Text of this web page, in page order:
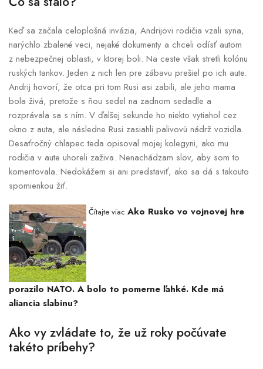
Keď sa začala celoplošná invázia, Andrijovi rodičia vzali syna,
narýchlo zbalené veci, nejaké dokumenty a chceli odísť autom
z nebezpečnej oblasti, v ktorej boli. Na ceste však stretli kolónu
ruských tankov. Jeden z nich len pre zábavu prešiel po ich aute.
Andrij hovorí, že otca pri tom Rusi asi zabili, ale jeho mama
bola živá, pretože s ňou sedel na zadnom sedadle a
rozprávala sa s ním. V ďalšej sekunde ho niekto vytiahol cez
okno z auta, ale následne Rusi zasiahli palivovú nádrž vozidla.
Desaťročný chlapec teda opisoval mojej kolegyni, ako mu
rodičia v aute uhoreli zaživa. Nenachádzam slov, aby som to
komentovala. Nedokážem si ani predstaviť, ako sa dá s takouto
spomienkou žiť.
Čítajte viac Ako Rusko vo vojnovej hre
porazilo NATO. A bolo to pomerne ľahké. Kde má
aliancia slabinu?
Ako vy zvládate to, že už roky počúvate
takéto príbehy?